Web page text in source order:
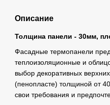
Описание
Толщина панели - 30мм,
Фасадные термопанели
теплоизоляционные и
выбор декоративных
(пенопласте) толщиной от
свои требования и